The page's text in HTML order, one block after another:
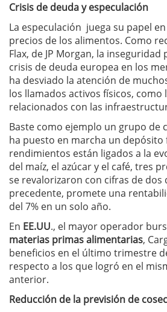
Crisis de deuda y especulación
La especulación juega su papel
precios de los alimentos. Como
Flax, de JP Morgan, la
crisis de deuda europea en los
ha desviado la atención de
los llamados activos físicos, como
relacionados con las
Baste como ejemplo un grupo de
ha puesto en marcha un depósito
rendimientos están ligados a la
del maíz, el azúcar y el café, tres
se revalorizaron con cifras de dos
precedente, promete una
del 7% en un solo año.
En EE.UU., el mayor operador
materias primas alimentarias,
beneficios en el último trimestre
respecto a los que logró en el
anterior.
Reducción de la previsión de